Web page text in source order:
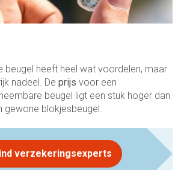
beugel heeft heel wat voordelen, maar
nadeel. De prijs voor een
beugel ligt een stuk hoger dan
gewone blokjesbeugel.
verzekeringsexperts